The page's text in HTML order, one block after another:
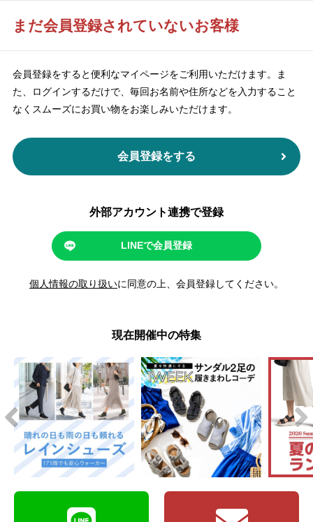
まだ会員登録されていないお客様
会員登録をすると便利なマイページをご利用いただけます。
ま
た、ログインするだけで、毎回お名前や住所などを入力すること
なくスムーズにお買い物をお楽しみいただけます。
会員登録をする
外部アカウント連携で登録
LINEで会員登録
個人情報の取り扱いに同意の上、会員登録してください。
現在開催中の特集